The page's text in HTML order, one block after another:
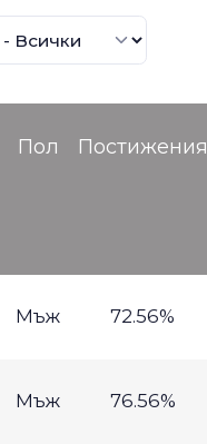
Пол Постижения
Мъж 72.56%
Мъж 76.56%